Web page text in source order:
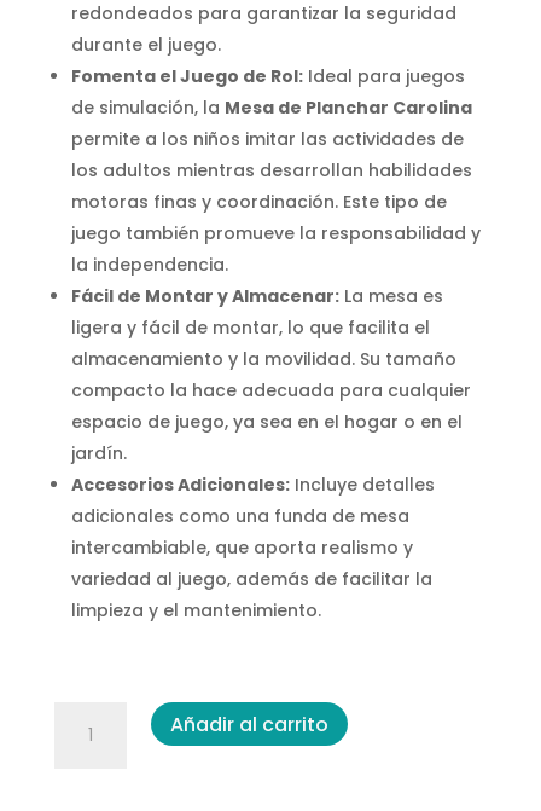
redondeados para garantizar la seguridad
durante el juego.
Fomenta el Juego de Rol:Ideal para juegos
de simulación, la Mesa de Planchar Carolina
permite a los niños imitar las actividades de
los adultos mientras desarrollan habilidades
motoras finas y coordinación. Este tipo de
juego también promueve la responsabilidad y
la independencia.
Fácil de Montar y Almacenar:La mesa es
ligera y fácil de montar, lo que facilita el
almacenamiento y la movilidad. Su tamaño
compacto la hace adecuada para cualquier
espacio de juego, ya sea en el hogar o en el
jardín.
Accesorios Adicionales:Incluye detalles
adicionales como una funda de mesa
intercambiable, que aporta realismo y
variedad al juego, además de facilitar la
limpieza y el mantenimiento.
Añadir al carrito